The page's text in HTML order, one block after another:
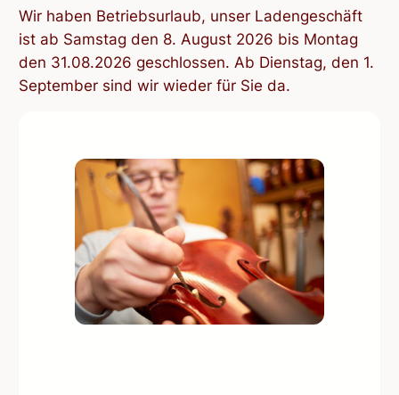
Wir haben Betriebsurlaub, unser Ladengeschäft
ist ab Samstag den 8. August 2026 bis Montag
den 31.08.2026 geschlossen. Ab Dienstag, den 1.
September sind wir wieder für Sie da.